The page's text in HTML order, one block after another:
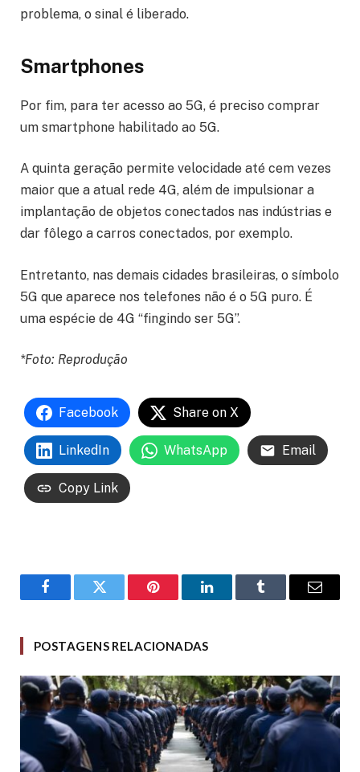
problema, o sinal é liberado.
Smartphones
Por fim, para ter acesso ao 5G, é preciso comprar
um smartphone habilitado ao 5G.
A quinta geração permite velocidade até cem vezes
maior que a atual rede 4G, além de impulsionar a
implantação de objetos conectados nas indústrias e
dar fôlego a carros conectados, por exemplo.
Entretanto, nas demais cidades brasileiras, o símbolo
5G que aparece nos telefones não é o 5G puro. É
uma espécie de 4G “fingindo ser 5G”.
*Foto: Reprodução
Facebook Share on X
LinkedIn WhatsApp Email
Copy Link
FacebookTwitter Pinterest LinkedInTumblr Email
POSTAGENS RELACIONADAS